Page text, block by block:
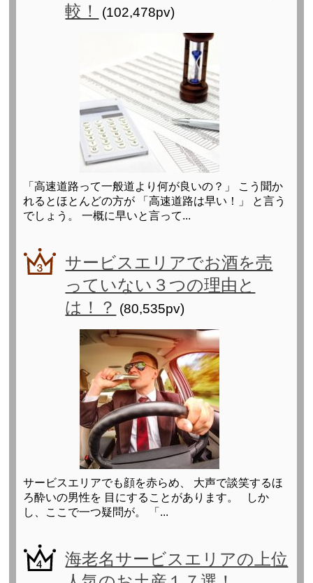
較！
(102,478pv)
「高速道路って一般道より何が良いの？」 こう聞か
れるとほとんどの方が 「高速道路は早い！」 と言う
でしょう。 一概に早いと言って...
サービスエリアでお酒を売
っていない３つの理由と
は！？ (80,535pv)
サービスエリアでも顔を赤らめ、 大声で談笑するほ
ろ酔いの男性を 目にすることがあります。 しか
し、ここで一つ疑問が。 「...
海老名サービスエリアの上位